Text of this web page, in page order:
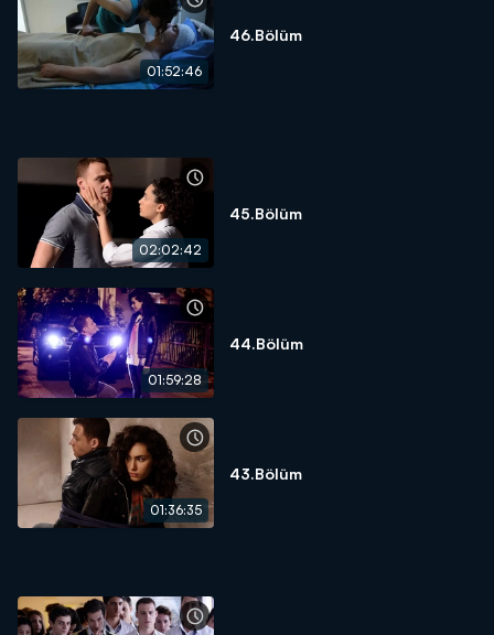
01:52:46
46.Bölüm
02:02:42
45.Bölüm
01:59:28
44.Bölüm
01:36:35
43.Bölüm